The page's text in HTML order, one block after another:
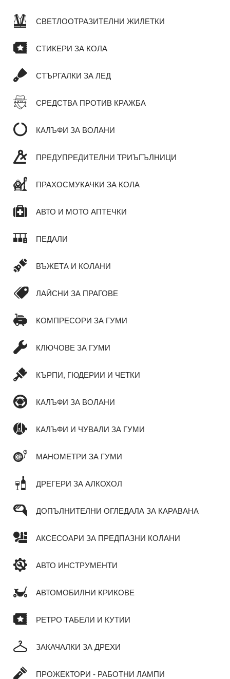
СВЕТЛООТРАЗИТЕЛНИ ЖИЛЕТКИ
СТИКЕРИ ЗА КОЛА
СТЪРГАЛКИ ЗА ЛЕД
СРЕДСТВА ПРОТИВ КРАЖБА
КАЛЪФИ ЗА ВОЛАНИ
ПРЕДУПРЕДИТЕЛНИ ТРИЪГЪЛНИЦИ
ПРАХОСМУКАЧКИ ЗА КОЛА
АВТО И МОТО АПТЕЧКИ
ПЕДАЛИ
ВЪЖЕТА И КОЛАНИ
ЛАЙСНИ ЗА ПРАГОВЕ
КОМПРЕСОРИ ЗА ГУМИ
КЛЮЧОВЕ ЗА ГУМИ
КЪРПИ, ГЮДЕРИИ И ЧЕТКИ
КАЛЪФИ ЗА ВОЛАНИ
КАЛЪФИ И ЧУВАЛИ ЗА ГУМИ
МАНОМЕТРИ ЗА ГУМИ
ДРЕГЕРИ ЗА АЛКОХОЛ
ДОПЪЛНИТЕЛНИ ОГЛЕДАЛА ЗА КАРАВАНА
АКСЕСОАРИ ЗА ПРЕДПАЗНИ КОЛАНИ
АВТО ИНСТРУМЕНТИ
АВТОМОБИЛНИ КРИКОВЕ
РЕТРО ТАБЕЛИ И КУТИИ
ЗАКАЧАЛКИ ЗА ДРЕХИ
ПРОЖЕКТОРИ - РАБОТНИ ЛАМПИ